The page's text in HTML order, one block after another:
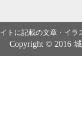
トに記載の文章・イ
Copyright © 2016